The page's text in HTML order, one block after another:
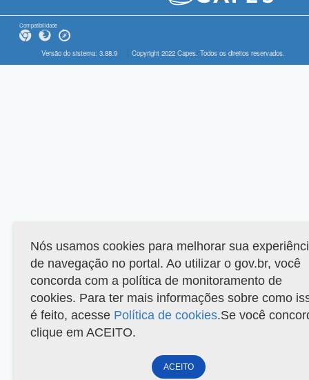
Compatibilidade
Versão do sistema: 3.88.9 Copyright 2022 Capes. Todos os direitos reservados.
Nós usamos cookies para melhorar sua
de navegação no portal. Ao utilizar o gov.br, você
concorda com a política de monitoramento de
cookies. Para ter mais informações sobre como
é feito, acesse Política de cookies.Se você
clique em ACEITO.
ACEITO